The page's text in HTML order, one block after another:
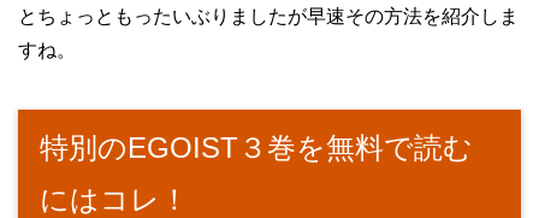
とちょっともったいぶりましたが早速その方法を紹介しま
すね。
特別のEGOIST３巻を無料で読む
にはコレ！